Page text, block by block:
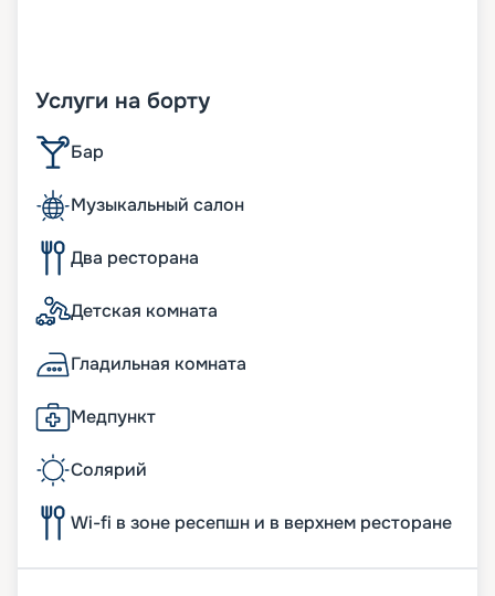
Услуги на борту
Бар
Музыкальный салон
Два ресторана
Детская комната
Гладильная комната
Медпункт
Солярий
Wi-fi в зоне ресепшн и в верхнем ресторане